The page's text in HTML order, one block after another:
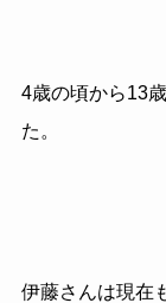
4歳の頃から13
た。
伊藤さんは現在